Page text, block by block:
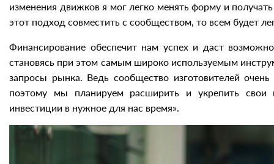
изменения движков я мог легко менять форму и
этот подход совместить с сообществом, то всем будет
Финансирование обеспечит нам успех и даст
становясь при этом самым широко используемым
запросы рынка. Ведь сообщество изготовителей
поэтому мы планируем расширить и укрепить свои
инвестиции в нужное для нас время».